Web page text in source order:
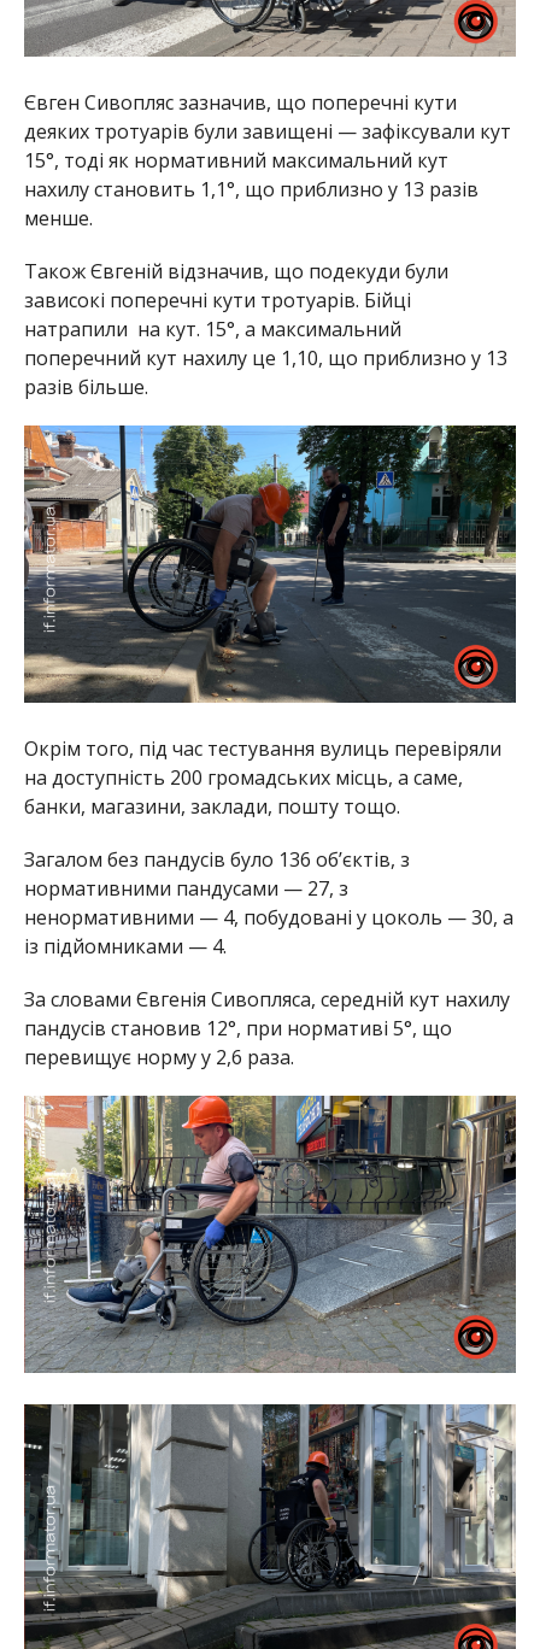
Євген Сивопляс зазначив, що поперечні кути
деяких тротуарів були завищені — зафіксували кут
15°, тоді як нормативний максимальний кут
нахилу становить 1,1°, що приблизно у 13 разів
менше.
Також Євгеній відзначив, що подекуди були
зависокі поперечні кути тротуарів. Бійці
натрапили на кут. 15°, а максимальний
поперечний кут нахилу це 1,10, що приблизно у 13
разів більше.
Окрім того, під час тестування вулиць перевіряли
на доступність 200 громадських місць, а саме,
банки, магазини, заклади, пошту тощо.
Загалом без пандусів було 136 об’єктів, з
нормативними пандусами — 27, з
ненормативними — 4, побудовані у цоколь — 30, а
із підйомниками — 4.
За словами Євгенія Сивопляса, середній кут нахилу
пандусів становив 12°, при нормативі 5°, що
перевищує норму у 2,6 раза.